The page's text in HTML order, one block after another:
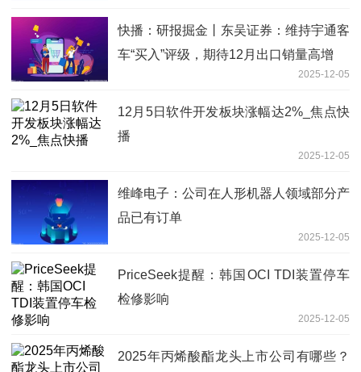
快播：研报掘金丨东吴证券：维持宇通客
车“买入”评级，期待12月出口销量高增
2025-12-05
12月5日软件开发板块涨幅达2%_焦点快
播
2025-12-05
维峰电子：公司在人形机器人领域部分产
品已有订单
2025-12-05
PriceSeek提醒：韩国OCI TDI装置停车
检修影响
2025-12-05
2025年丙烯酸酯龙头上市公司有哪些？